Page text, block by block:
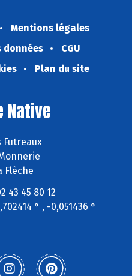
Mentions légales
données
CGU
Plan du site
Native
Futreaux
Flèche
43 45 80 12
° , -0,051436 °